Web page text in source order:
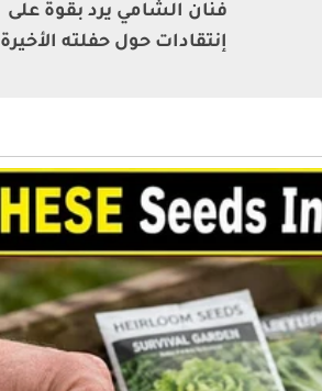
فنان الشامي يرد بقوة على
إنتقادات حول حفلته الأخيرة